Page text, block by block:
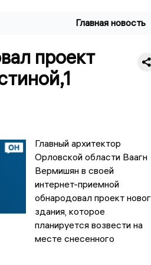
Главная новость
проект
Главный архитектор
Орловской области Ваагн
Вермишян в своей
интернет-приемной
обнародовал проект
здания, которое
планируется возвести на
месте снесенного